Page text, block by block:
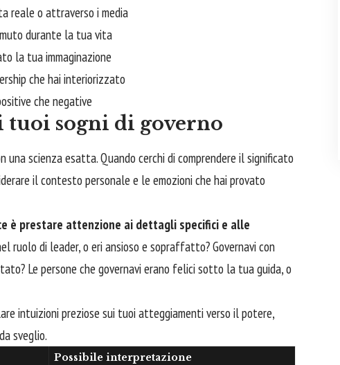
reale o attraverso i media
durante la tua vita
la tua immaginazione
che hai interiorizzato
che negative
sogni di governo
scienza esatta. Quando cerchi di comprendere il significato
il contesto personale e le emozioni che hai provato
è prestare attenzione ai dettagli specifici e alle
ruolo di leader, o eri ansioso e sopraffatto? Governavi con
Le persone che governavi erano felici sotto la tua guida, o
intuizioni preziose sui tuoi atteggiamenti verso il potere,
sveglio.
Possibile interpretazione